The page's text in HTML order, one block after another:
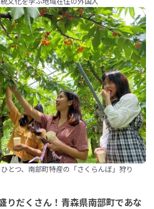
とつ、南部町特産の「さくらんぼ」狩り
りだくさん！青森県南部町であな